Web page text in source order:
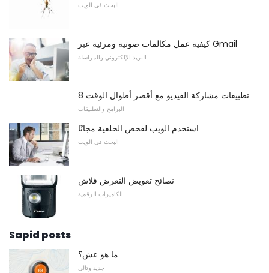
البحث في الويب
كيفية عمل مكالمات صوتية ومرئية عبر Gmail
البريد الإلكتروني والمراسلة
8 تطبيقات مشاركة الفيديو مع أقصر أطوال الوقت
البرامج والتطبيقات
استخدم الويب لفحص الخلفية مجانًا
البحث في الويب
نصائح تعويض التعرض فلاش
الكاميرات الرقمية
Sapid posts
ما هو عش؟
جديد وتالي